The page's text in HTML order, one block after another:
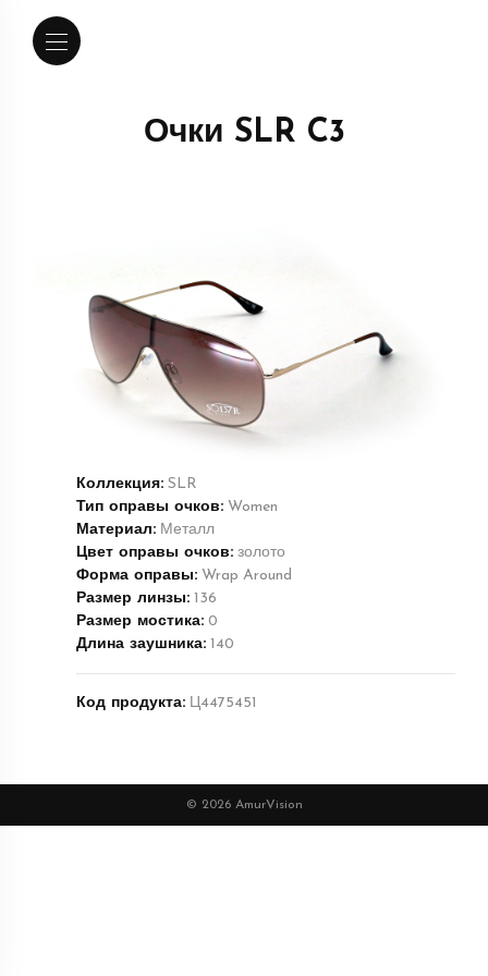
Очки SLR C3
Коллекция: SLR
Тип оправы очков: Women
Материал: Металл
Цвет оправы очков: золото
Форма оправы: Wrap Around
Размер линзы: 136
Размер мостика: 0
Длина заушника: 140
Код продукта: Ц4475451
© 2026 AmurVision